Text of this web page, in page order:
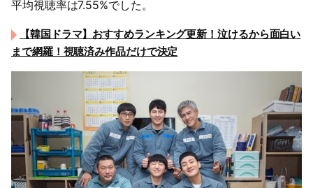
平均視聴率は7.55%でした。
【韓国ドラマ】おすすめランキング更新！泣けるから面白い
まで網羅！視聴済み作品だけで決定